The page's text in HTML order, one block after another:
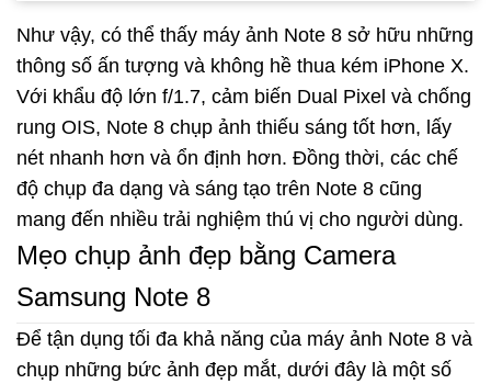
Như vậy, có thể thấy máy ảnh Note 8 sở hữu những
thông số ấn tượng và không hề thua kém iPhone X.
Với khẩu độ lớn f/1.7, cảm biến Dual Pixel và chống
rung OIS, Note 8 chụp ảnh thiếu sáng tốt hơn, lấy
nét nhanh hơn và ổn định hơn. Đồng thời, các chế
độ chụp đa dạng và sáng tạo trên Note 8 cũng
mang đến nhiều trải nghiệm thú vị cho người dùng.
Mẹo chụp ảnh đẹp bằng Camera
Samsung Note 8
Để tận dụng tối đa khả năng của máy ảnh Note 8 và
chụp những bức ảnh đẹp mắt, dưới đây là một số